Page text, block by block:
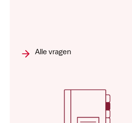
Alle vragen